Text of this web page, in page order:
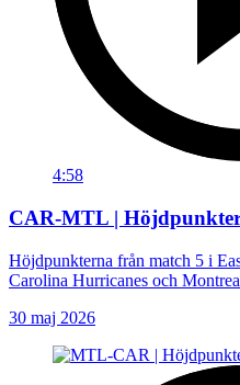
4:58
CAR-MTL |
Höjdpunkterna från match 5 i
Carolina Hurricanes och
30 maj 2026